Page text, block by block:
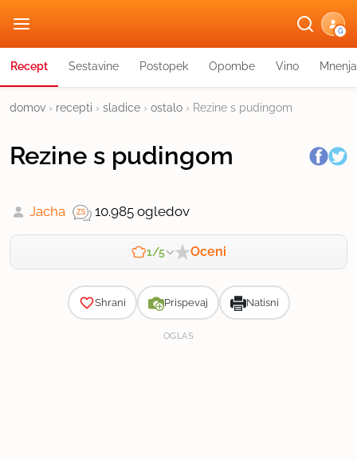
G
Recept Sestavine Postopek Opombe Vino Mnenja
domov › recepti › sladice › ostalo › Rezine s pudingom
Rezine s pudingom
Jacha 10.985 ogledov
1/5 Oceni
Shrani Prispevaj Natisni
OGLAS